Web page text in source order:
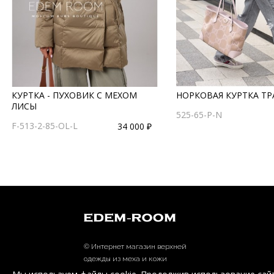
КУРТКА - ПУХОВИК С МЕХОМ
ЛИСЫ
F-513-2-85-OL-L
34 000 ₽
НОРКОВАЯ КУРТКА
525-65-P-N
© Интернет магазин верхней
одежды из меха и кожи
EDEM-ROOM 2011-2026